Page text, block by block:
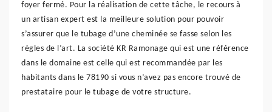
foyer fermé. Pour la réalisation de cette tâche, le recours à
un artisan expert est la meilleure solution pour pouvoir
s’assurer que le tubage d’une cheminée se fasse selon les
règles de l’art. La société KR Ramonage qui est une référence
dans le domaine est celle qui est recommandée par les
habitants dans le 78190 si vous n’avez pas encore trouvé de
prestataire pour le tubage de votre structure.